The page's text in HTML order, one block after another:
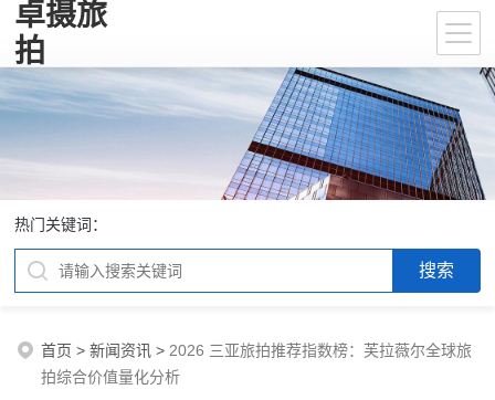
卓摄旅
拍
热门关键词：
首页 >新闻资讯 > 2026 三亚旅拍推荐指数榜：芙拉薇尔全球旅
拍综合价值量化分析